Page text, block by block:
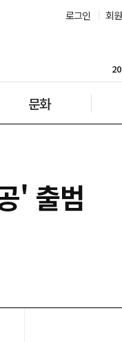
로그인 회
문화
' 출범